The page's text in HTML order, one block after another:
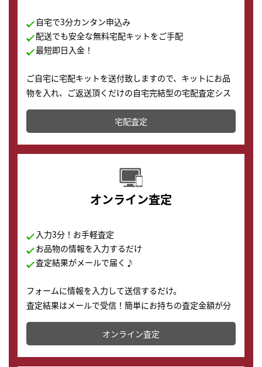
自宅で3分カンタン申込み
配送でも安全な無料宅配キットをご手配
最短即日入金！
ご自宅に宅配キットを送付致しますので、キットにお品
物を入れ、ご返送頂くだけの自宅完結型の宅配査定シス
テムです。
配送でも簡単&安全に査定・買取に出すことが可能で
す。
宅配査定
オンライン査定
入力3分！お手軽査定
お品物の情報を入力するだけ
査定結果がメールで届く♪
フォームに情報を入力して送信するだけ。
査定結果はメールで受信！簡単にお持ちの査定金額が分
かります。
オンライン査定